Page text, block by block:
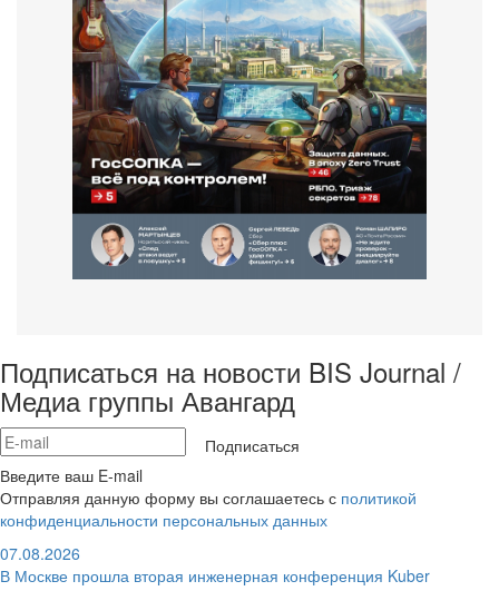
Подписаться на новости BIS Journal /
Медиа группы Авангард
Подписаться
Введите ваш E-mail
Отправляя данную форму вы соглашаетесь с политикой
конфиденциальности персональных данных
07.08.2026
В Москве прошла вторая инженерная конференция Kuber